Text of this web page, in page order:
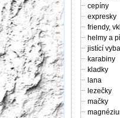
cepíny
expresky
friendy,
helmy a
jistící
karabiny
kladky
lana
lezečky
mačky